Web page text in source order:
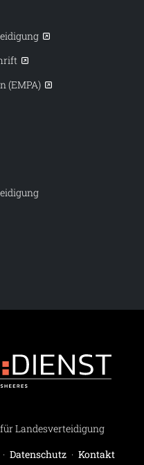
(EMPA)
Landesverteidigung
· Datenschutz · Kontakt